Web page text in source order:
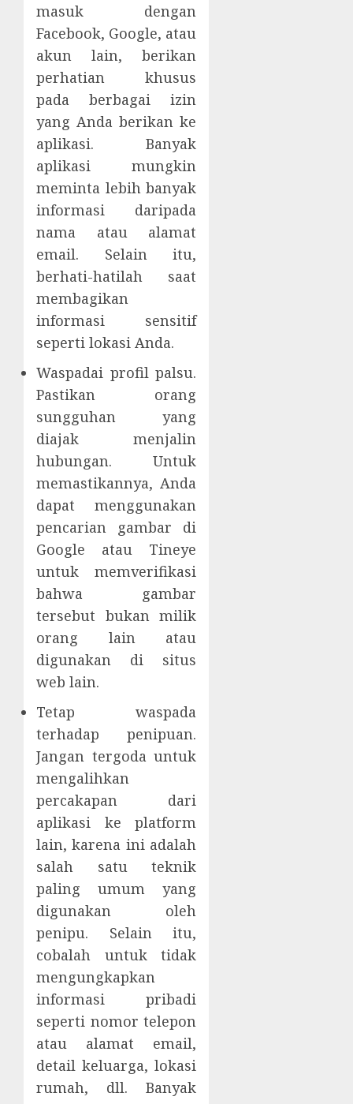
masuk dengan
Facebook, Google, atau
akun lain, berikan
perhatian khusus
pada berbagai izin
yang Anda berikan ke
aplikasi. Banyak
aplikasi mungkin
meminta lebih banyak
informasi daripada
nama atau alamat
email. Selain itu,
berhati-hatilah saat
membagikan
informasi sensitif
seperti lokasi Anda.
Waspadai profil palsu.
Pastikan orang
sungguhan yang
diajak menjalin
hubungan. Untuk
memastikannya, Anda
dapat menggunakan
pencarian gambar di
Google atau Tineye
untuk memverifikasi
bahwa gambar
tersebut bukan milik
orang lain atau
digunakan di situs
web lain.
Tetap waspada
terhadap penipuan.
Jangan tergoda untuk
mengalihkan
percakapan dari
aplikasi ke platform
lain, karena ini adalah
salah satu teknik
paling umum yang
digunakan oleh
penipu. Selain itu,
cobalah untuk tidak
mengungkapkan
informasi pribadi
seperti nomor telepon
atau alamat email,
detail keluarga, lokasi
rumah, dll. Banyak